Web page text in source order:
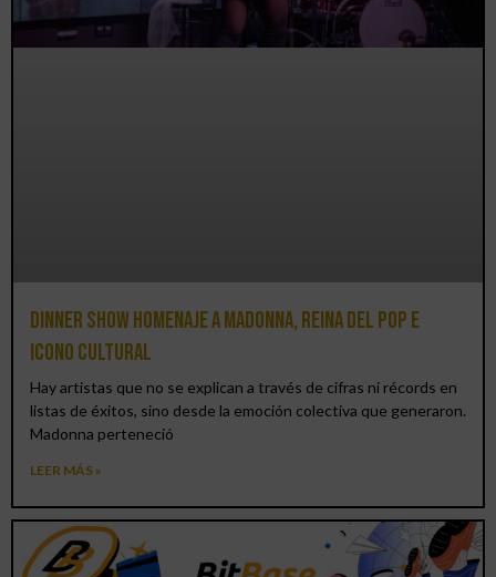
Dinner Show homenaje a Madonna, reina del pop e
icono cultural
Hay artistas que no se explican a través de cifras ni récords en
listas de éxitos, sino desde la emoción colectiva que generaron.
Madonna perteneció
LEER MÁS »